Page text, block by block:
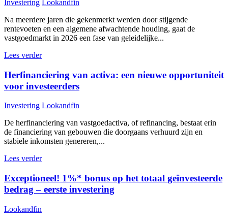
Investering Lookandfin
Na meerdere jaren die gekenmerkt werden door stijgende
rentevoeten en een algemene afwachtende houding, gaat de
vastgoedmarkt in 2026 een fase van geleidelijke...
Lees verder
Herfinanciering van activa: een nieuwe opportuniteit
voor investeerders
Investering Lookandfin
De herfinanciering van vastgoedactiva, of refinancing, bestaat erin
de financiering van gebouwen die doorgaans verhuurd zijn en
stabiele inkomsten genereren,...
Lees verder
Exceptioneel! 1%* bonus op het totaal geïnvesteerde
bedrag – eerste investering
Lookandfin